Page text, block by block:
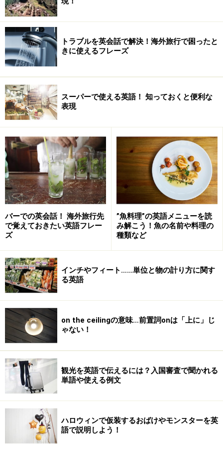
トラブルを英会話で解決！海外旅行で困ったと
きに使えるフレーズ
スーパーで使える英語！ 知っておくと便利な
表現
バーでの英会話！ 海外旅行先
で覚えておきたい英語フレー
ズ
”魚料理”の英語メニューを読
み解こう！魚の名前や料理の
種類など
インチやフィート……単位と物の計り方に関す
る英語
on the ceilingの意味…前置詞onは「上に」じ
ゃない！
観光を英語で伝えるには？入国審査で聞かれる
単語や使える例文
ハロウィンで仮装するおばけやモンスターを英
語で説明しよう！